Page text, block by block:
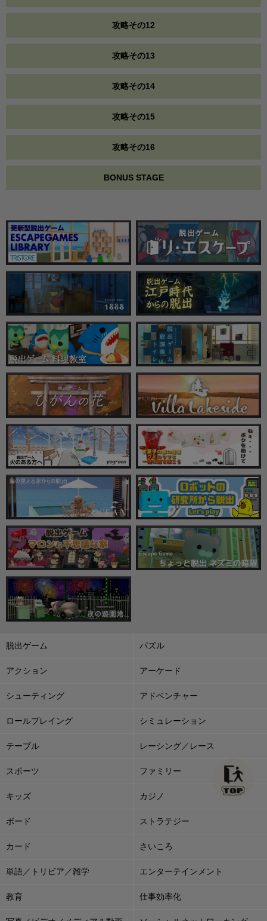
攻略その12
攻略その13
攻略その14
攻略その15
攻略その16
BONUS STAGE
脱出ゲーム パズル
アクション アーケード
シューティング アドベンチャー
ロールプレイング シミュレーション
テーブル レーシング／レース
スポーツ ファミリー
キッズ カジノ
ボード ストラテジー
カード さいころ
単語／トリビア／雑学 エンターテインメント
教育 仕事効率化